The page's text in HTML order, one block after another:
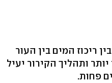
ריכוז המים בין העור
ותהליך הקירור יעיל
פחות.